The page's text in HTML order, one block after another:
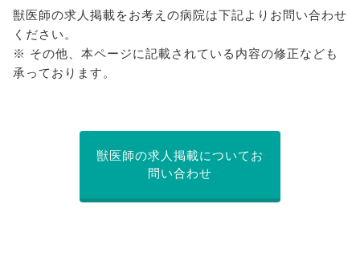
獣医師の求人掲載をお考えの病院は下記よりお問い合わせ
ください。
※ その他、本ページに記載されている内容の修正なども
承っております。
獣医師の求人掲載についてお
問い合わせ